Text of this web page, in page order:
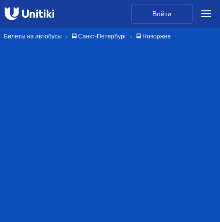
Войти
Билеты на автобусы 🚍 Санкт-Петербург 🚍 Новоржев